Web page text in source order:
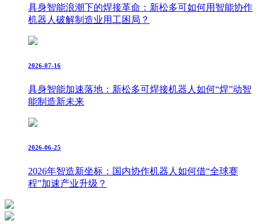
具身智能浪潮下的焊接革命：新松多可如何用智能协作
机器人破解制造业用工困局？
2026-07-16
具身智能加速落地：新松多可焊接机器人如何“焊”动智
能制造新未来
2026-06-25
2026年智造新坐标：国内协作机器人如何借“全球赛
程”加速产业升级？